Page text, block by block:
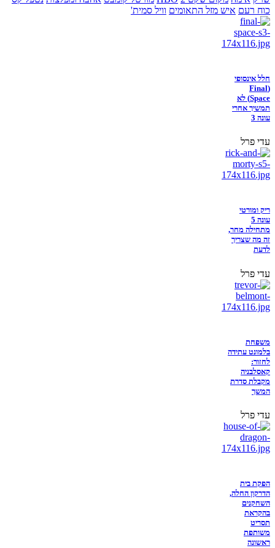
כוח רעם איש מזל התאומים וויל סמית'
חלל אינסופי
(Final
Space) לא
תמשיך אחרי
עונה 3
עדי פרל
ריק ומורטי
עונה 5
מתחילה מחר,
זה מה שצריך
לדעת
עדי פרל
משפחת
בלמונט עתידה
לחזור:
קאסלבניה
מקבלת סדרת
המשך
עדי פרל
הפקת בית
הדרקון החלה,
השחקנים
בהקראת
תסריט
משותפת
ראשונה